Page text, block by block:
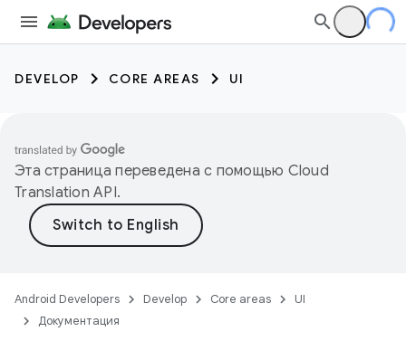
DEVELOP CORE AREAS UI
Эта страница переведена с помощью Cloud
Translation API.
Android Developers Develop Core areas
UI
Документация